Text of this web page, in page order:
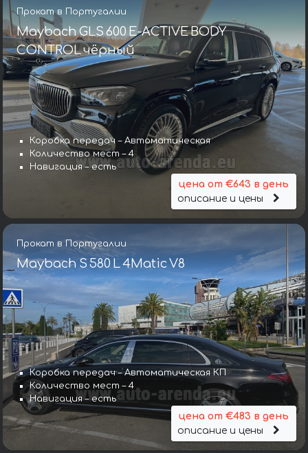
Прокат в Португалии
Maybach GLS 600 E-ACTIVE BODY
CONTROL чёрный
Коробка передач – Автоматическая
Количество мест – 4
Навигация – есть
цена от €643 в день
описание и цены
Прокат в Португалии
Maybach S 580 L 4Matic V8
Коробка передач – Автоматическая КП
Количество мест – 4
Навигация – есть
цена от €483 в день
описание и цены